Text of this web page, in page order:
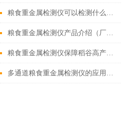
粮食重金属检测仪可以检测什么（2022全新配置粮食重金属检测仪）
粮食重金属检测仪产品介绍（厂家推荐粮食重金属检测仪）
粮食重金属检测仪保障稻谷高产良好【霍尔德】
多通道粮食重金属检测仪的应用领域介绍